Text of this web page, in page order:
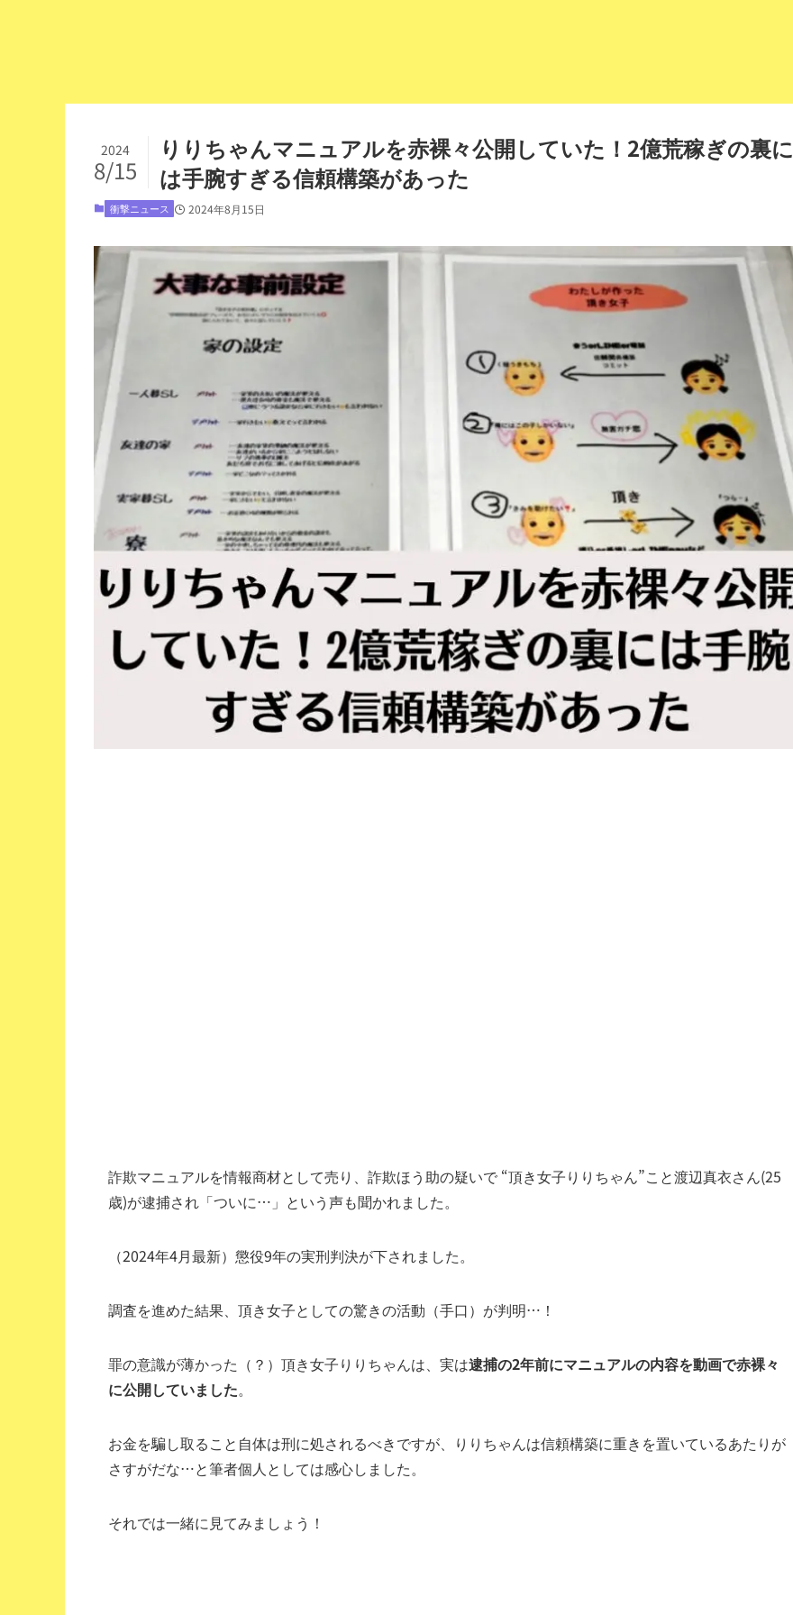
りりちゃんマニュアルを赤裸々公開していた！2億荒稼ぎの裏に
は手腕すぎる信頼構築があった
2024
8/15
衝撃ニュース 2024年8月15日
詐欺マニュアルを情報商材として売り、詐欺ほう助の疑いで “頂き女子りりちゃん”こと渡辺真衣さん(25
歳)が逮捕され「ついに…」という声も聞かれました。
（2024年4月最新）懲役9年の実刑判決が下されました。
調査を進めた結果、頂き女子としての驚きの活動（手口）が判明…！
罪の意識が薄かった（？）頂き女子りりちゃんは、実は逮捕の2年前にマニュアルの内容を動画で赤裸々
に公開していました。
お金を騙し取ること自体は刑に処されるべきですが、りりちゃんは信頼構築に重きを置いているあたりが
さすがだな…と筆者個人としては感心しました。
それでは一緒に見てみましょう！